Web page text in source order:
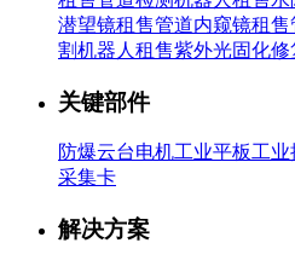
潜望镜租售管道内窥镜租售
割机器人 租售紫外光固化修
关键部件
防爆云台电机工业平板工业
采集卡
解决方案